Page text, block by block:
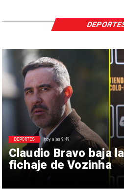
Claudio Bravo baja
fichaje de Vozinha
DEPORTES hoy a las 9:49